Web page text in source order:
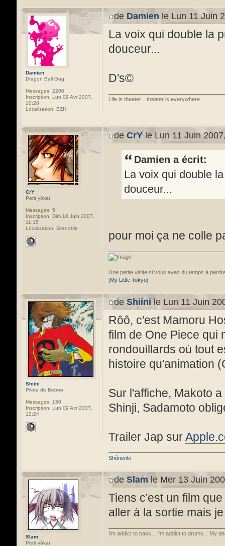
Damien
Dragon Ball Gag
Messages: 2206
Inscription: Lun 09 Avr 2007,
10:28
Localisation: BZH
deDamien le Lun 11 Juin
La voix qui double la
douceur...
D's©
Life is theater... theater is everywhere.
CrY
Petit yôkaï
Messages: 5
Inscription: Dim 10 Juin 2007,
11:15
Localisation: Grenoble
deCrY le Lun 11 Juin
Damien a écrit:
La voix qui double
douceur...
pour moi ça ne colle
-
Une petite visite si vous avez du temps à
[My Little Tokyo]
Shiini
Pilote de Bebop
Messages: 150
Inscription: Lun 09 Avr 2007,
12:24
deShiinile Lun 11 Juin
Rôô, c'est Mamoru
film de One Piece qui
rondouillards où tout
histoire qu'animation
Sur l'affiche, Makoto
Shinji, Sadamoto
Trailer Jap sur
Shônenki
Slam
Petit yôkaï
de Slam le Mer 13 Juin
Tiens c'est un film
aller à la sortie mais
I'm addict to bass... I'm addict to drums... My